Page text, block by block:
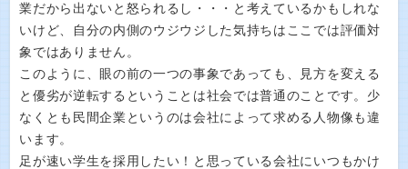
業だから出ないと怒られるし・・・と考えているかもしれな
いけど、自分の内側のウジウジした気持ちはここでは評価対
象ではありません。
このように、眼の前の一つの事象であっても、見方を変える
と優劣が逆転するということは社会では普通のことです。少
なくとも民間企業というのは会社によって求める人物像も違
います。
足が速い学生を採用したい！と思っている会社にいつもかけ